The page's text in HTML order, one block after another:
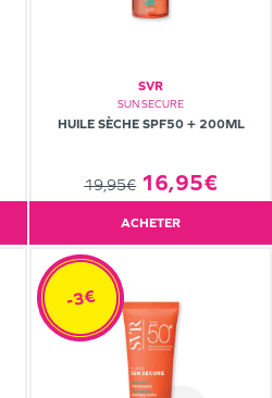
SVR
SUN SECURE
HUILE SÈCHE SPF50 + 200ML
19,95€ 16,95€
ACHETER
-3€